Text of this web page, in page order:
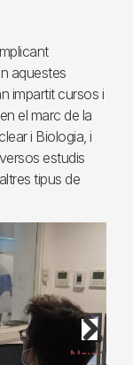
aquestes
impartit cursos i
el marc de la
i Biologia, i
estudis
tipus de
Next